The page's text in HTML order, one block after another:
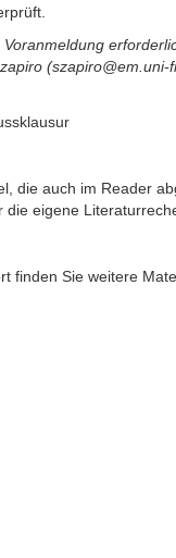
(szapiro@em.uni-
die auch im Reader
eigene
finden Sie weitere